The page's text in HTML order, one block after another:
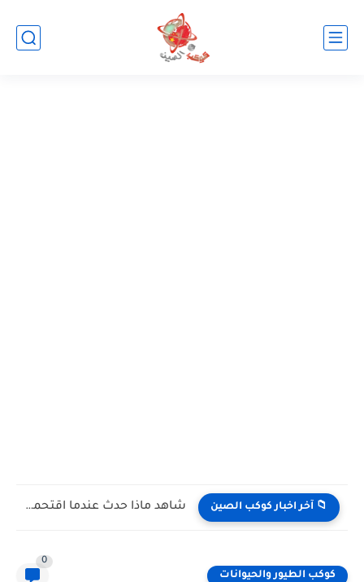
📁 آخر اخبار كوكب الصين شاهد كيف يتغلب النمس على الكوبرا في مواجهة تعتمد على...
كوكب الطيور والحيوانات
0